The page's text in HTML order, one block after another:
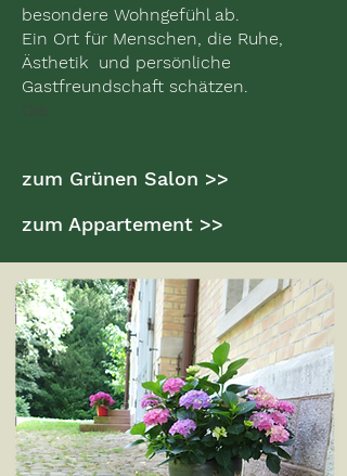
besondere Wohngefühl ab.
Ein Ort für Menschen, die Ruhe,
Ästhetik und persönliche
Gastfreundschaft schätzen.
zum Grünen Salon >>
zum Appartement >>